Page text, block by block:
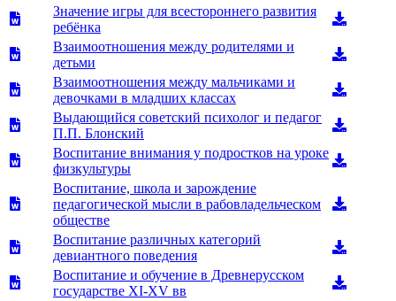
Значение игры для всестороннего развития
ребёнка
Взаимоотношения между родителями и
детьми
Взаимоотношения между мальчиками и
девочками в младших классах
Выдающийся советский психолог и педагог
П.П. Блонский
Воспитание внимания у подростков на уроке
физкультуры
Воспитание, школа и зарождение
педагогической мысли в рабовладельческом
обществе
Воспитание различных категорий
девиантного поведения
Воспитание и обучение в Древнерусском
государстве ХI-XV вв